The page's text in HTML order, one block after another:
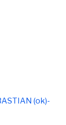
(ok)-